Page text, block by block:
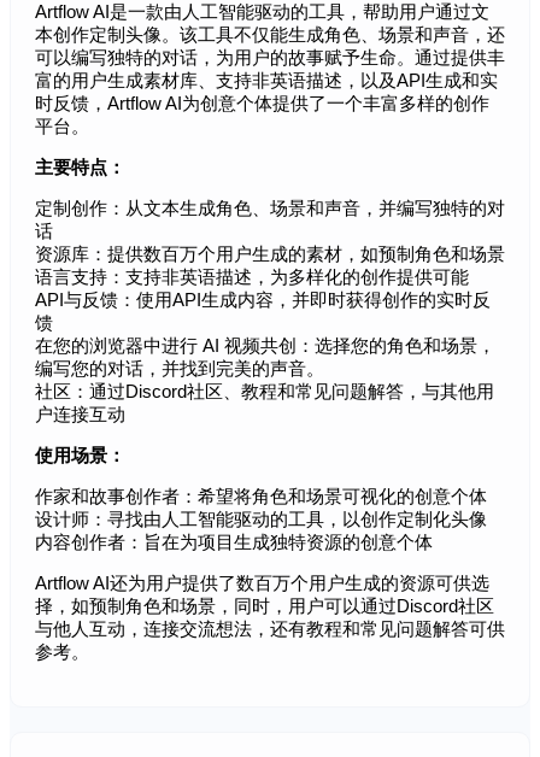
Artflow AI是一款由人工智能驱动的工具，帮助用户通过文
本创作定制头像。该工具不仅能生成角色、场景和声音，还
可以编写独特的对话，为用户的故事赋予生命。通过提供丰
富的用户生成素材库、支持非英语描述，以及API生成和实
时反馈，Artflow AI为创意个体提供了一个丰富多样的创作
平台。
主要特点：
定制创作：从文本生成角色、场景和声音，并编写独特的对
话
资源库：提供数百万个用户生成的素材，如预制角色和场景
语言支持：支持非英语描述，为多样化的创作提供可能
API与反馈：使用API生成内容，并即时获得创作的实时反
馈
在您的浏览器中进行 AI 视频共创：选择您的角色和场景，
编写您的对话，并找到完美的声音。
社区：通过Discord社区、教程和常见问题解答，与其他用
户连接互动
使用场景：
作家和故事创作者：希望将角色和场景可视化的创意个体
设计师：寻找由人工智能驱动的工具，以创作定制化头像
内容创作者：旨在为项目生成独特资源的创意个体
Artflow AI还为用户提供了数百万个用户生成的资源可供选
择，如预制角色和场景，同时，用户可以通过Discord社区
与他人互动，连接交流想法，还有教程和常见问题解答可供
参考。